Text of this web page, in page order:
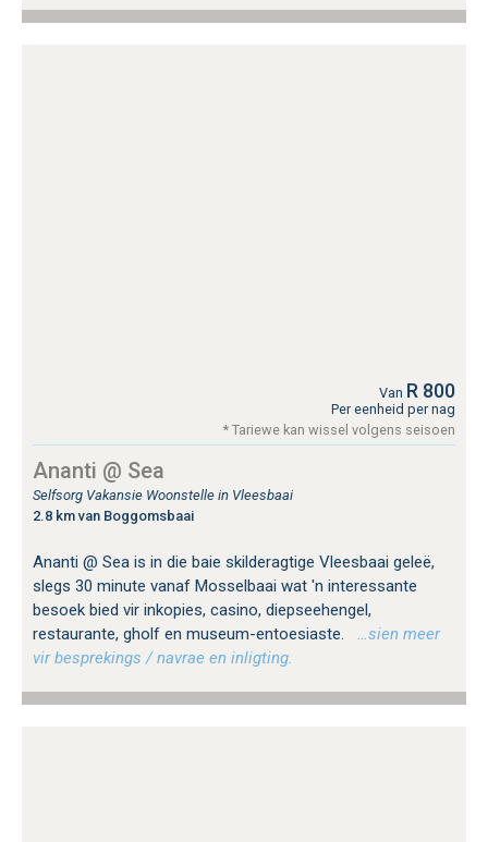
Van R 800
Per eenheid per nag
* Tariewe kan wissel volgens seisoen
Ananti @ Sea
Selfsorg Vakansie Woonstelle in Vleesbaai
2.8 km van Boggomsbaai
Ananti @ Sea is in die baie skilderagtige Vleesbaai geleë,
slegs 30 minute vanaf Mosselbaai wat 'n interessante
besoek bied vir inkopies, casino, diepseehengel,
restaurante, gholf en museum-entoesiaste.
…sien meer
vir besprekings / navrae en inligting.